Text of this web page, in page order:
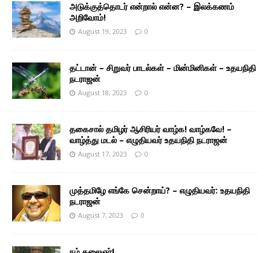
அடுக்குத்தொடர் என்றால் என்ன? – இலக்கணம்
அறிவோம்!
August 19, 2023 0
தட்டான் – சிறுவர் பாடல்கள் – மின்மினிகள் – உதயநிதி
நடராஜன்
August 18, 2023 0
தகைசால் தமிழர் ஆசிரியர் வாழ்க! வாழ்கவே! –
வாழ்த்து மடல் – எழுதியவர் உதயநிதி நடராஜன்
August 17, 2023 0
முத்தமிழே எங்கே சென்றாய்? – எழுதியவர்: உதயநிதி
நடராஜன்
August 7, 2023 0